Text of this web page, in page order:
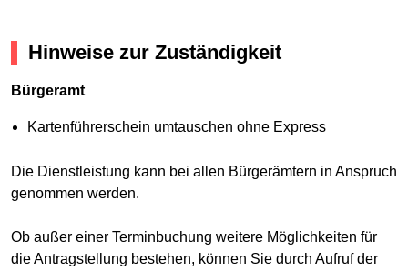
Hinweise zur Zuständigkeit
Bürgeramt
Kartenführerschein umtauschen ohne Express
Die Dienstleistung kann bei allen Bürgerämtern in Anspruch
genommen werden.
Ob außer einer Terminbuchung weitere Möglichkeiten für
die Antragstellung bestehen, können Sie durch Aufruf der